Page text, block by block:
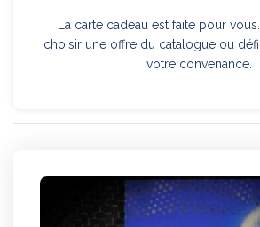
La carte cadeau est faite pour
choisir une offre du catalogue ou
votre convenance.